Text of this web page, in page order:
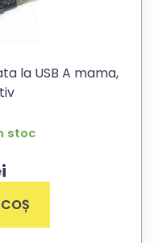
la USB A mama,
stoc